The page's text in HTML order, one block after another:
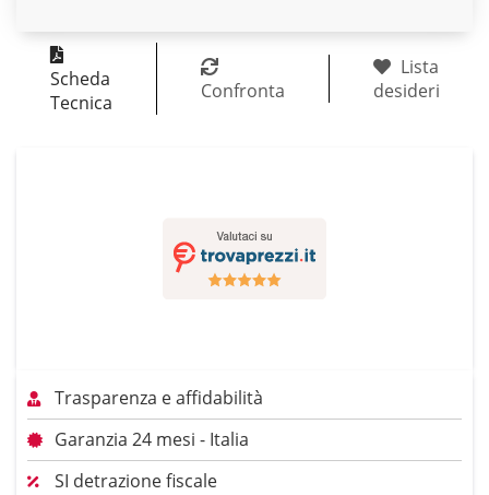
Scheda
Tecnica
Confronta
Lista
desideri
Trasparenza e affidabilità
Garanzia 24 mesi - Italia
SI detrazione fiscale